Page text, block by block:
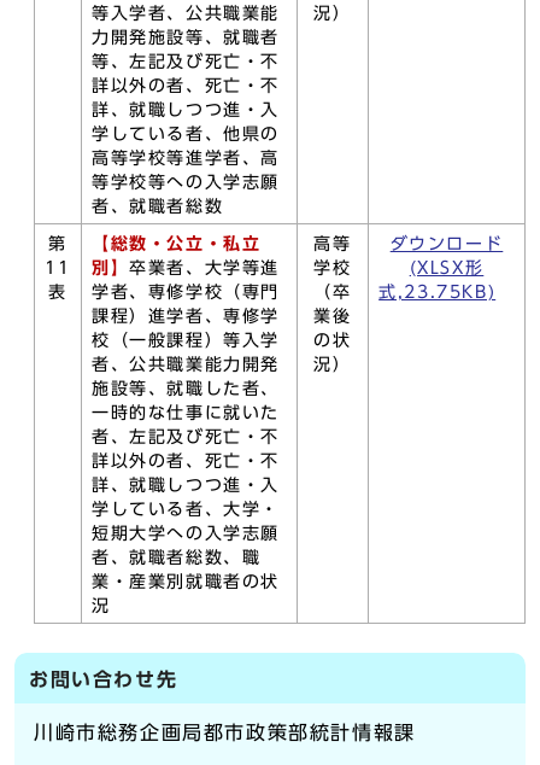
等入学者、公共職業能
力開発施設等、就職者
等、左記及び死亡・不
詳以外の者、死亡・不
詳、就職しつつ進・入
学している者、他県の
高等学校等進学者、高
等学校等への入学志願
者、就職者総数
況）
第
11
表
【総数・公立・私立
別】卒業者、大学等進
学者、専修学校（専門
課程）進学者、専修学
校（一般課程）等入学
者、公共職業能力開発
施設等、就職した者、
一時的な仕事に就いた
者、左記及び死亡・不
詳以外の者、死亡・不
詳、就職しつつ進・入
学している者、大学・
短期大学への入学志願
者、就職者総数、職
業・産業別就職者の状
況
高等
学校
（卒
業後
の状
況）
ダウンロード
(XLSX形
式,23.75KB)
お問い合わせ先
川崎市総務企画局都市政策部統計情報課